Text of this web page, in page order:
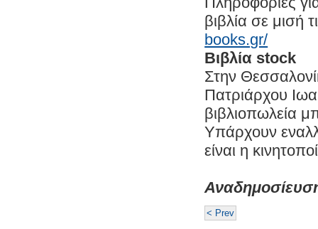
βιβλία σε μισή
books.gr/
Βιβλία stock
Στην
Πατριάρχου
βιβλιοπωλεία
Υπάρχουν
είναι η
< Prev